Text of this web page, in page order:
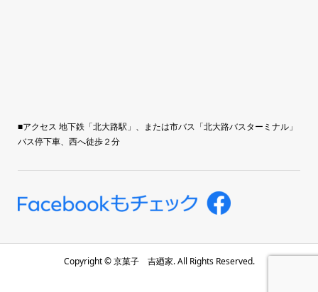
■アクセス 地下鉄「北大路駅」、または市バス「北大路バスターミナル」
バス停下車、西へ徒歩２分
Copyright ©京菓子 吉廼家. All Rights Reserved.